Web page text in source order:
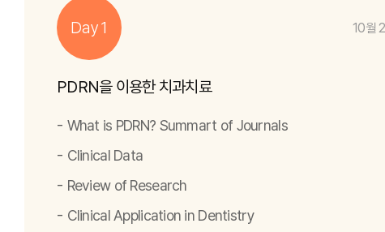
Day 1 10월
PDRN을 이용한 치과치료
What is PDRN? Summart of Journals
Clinical Data
Review of Research
Clinical Application in Dentistry